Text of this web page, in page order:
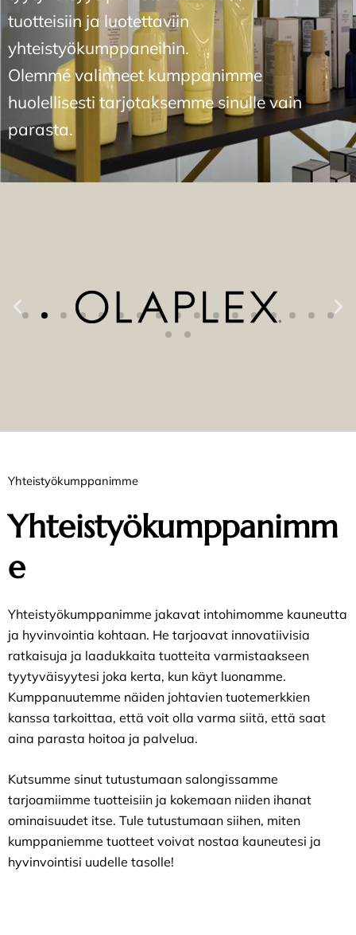
tuotteisiin ja luotettaviin
yhteistyökumppaneihin.
Olemme valinneet kumppanimme
huolellisesti tarjotaksemme sinulle vain
parasta.
Yhteistyökumppanimme
Yhteistyökumppanimm
e
Yhteistyökumppanimme jakavat intohimomme kauneutta
ja hyvinvointia kohtaan. He tarjoavat innovatiivisia
ratkaisuja ja laadukkaita tuotteita varmistaakseen
tyytyväisyytesi joka kerta, kun käyt luonamme.
Kumppanuutemme näiden johtavien tuotemerkkien
kanssa tarkoittaa, että voit olla varma siitä, että saat
aina parasta hoitoa ja palvelua.
Kutsumme sinut tutustumaan salongissamme
tarjoamiimme tuotteisiin ja kokemaan niiden ihanat
ominaisuudet itse. Tule tutustumaan siihen, miten
kumppaniemme tuotteet voivat nostaa kauneutesi ja
hyvinvointisi uudelle tasolle!